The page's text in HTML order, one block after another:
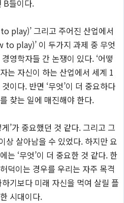
B들이다.
play)’ 그리고 주어진 산업에서
to play)’ 이 두가지 과제 중 무엇
영학자들 간 논쟁이 있다. ‘어떻
는 자신이 하는 산업에서 세계 1
이다. 반면 ‘무엇’이 더 중요하다
찾는 일에 매진해야 한다.
’가 중요했던 것 같다. 그리고 그
상 살아남을 수 있었다. 하지만 요
는 ‘무엇’이 더 중요한 것 같다. 한
덕이는 경우를 우리는 자주 목격
기보다 미래 자신을 먹여 살릴 플
시대이다.